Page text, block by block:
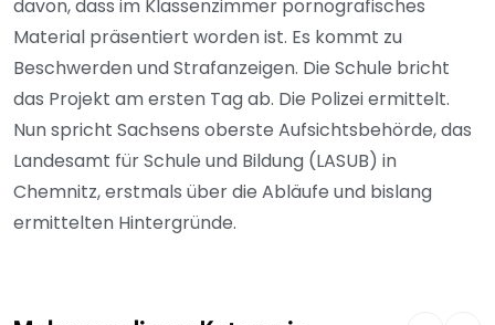
davon, dass im Klassenzimmer pornografisches
Material präsentiert worden ist. Es kommt zu
Beschwerden und Strafanzeigen. Die Schule bricht
das Projekt am ersten Tag ab. Die Polizei ermittelt.
Nun spricht Sachsens oberste Aufsichtsbehörde, das
Landesamt für Schule und Bildung (LASUB) in
Chemnitz, erstmals über die Abläufe und bislang
ermittelten Hintergründe.